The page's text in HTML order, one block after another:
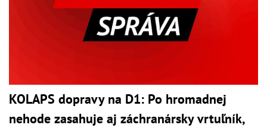
KOLAPS dopravy na D1: Po hromadnej
nehode zasahuje aj záchranársky vrtuľník,